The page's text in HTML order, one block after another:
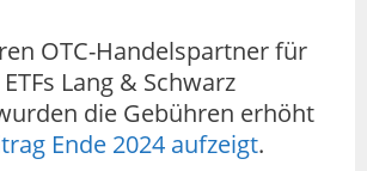
OTC-Handelspartner für
Lang & Schwarz
die Gebühren erhöht
Ende 2024 aufzeigt.